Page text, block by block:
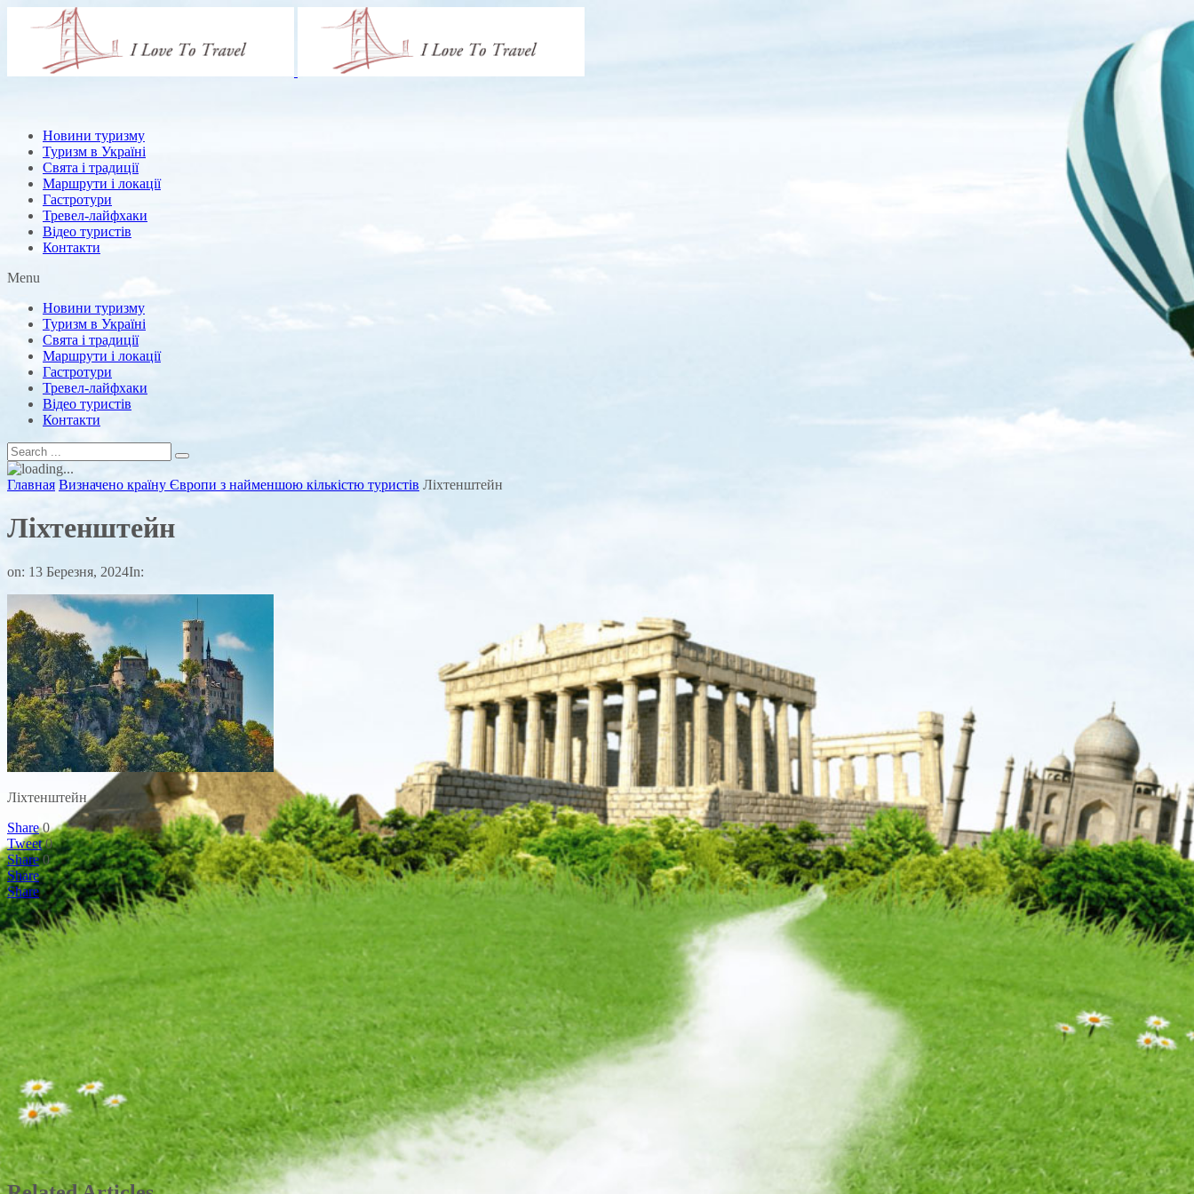
Новини туризму
Туризм в Україні
Свята і традиції
Маршрути і локації
Гастротури
Тревел-лайфхаки
Відео туристів
Контакти
Menu
Новини туризму
Туризм в Україні
Свята і традиції
Маршрути і локації
Гастротури
Тревел-лайфхаки
Відео туристів
Контакти
Главная Визначено країну Європи з найменшою кількістю туристів Ліхтенштейн
Ліхтенштейн
on: 13 Березня, 2024In:
Ліхтенштейн
Share 0
Tweet 0
Share 0
Share
Share